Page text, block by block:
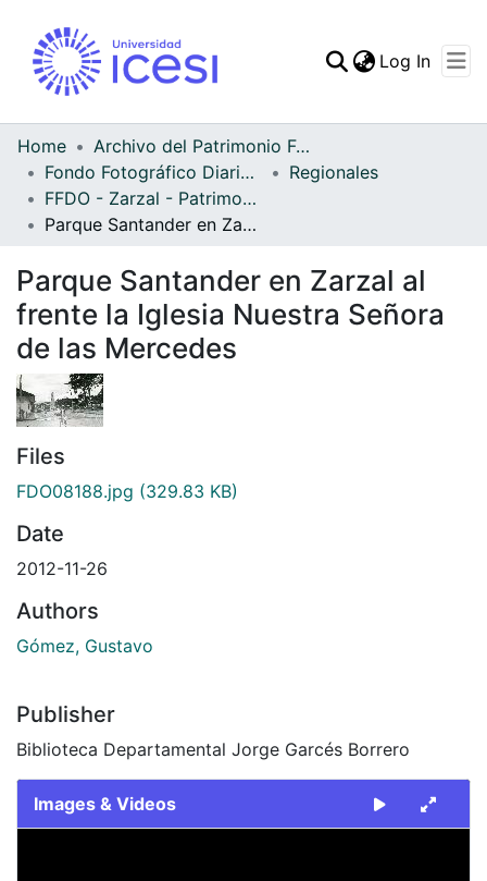
Statistics
Log In
Home
Archivo del Patrimonio Fotográfico y Fílmico del Valle del Cauca
Fondo Fotográfico Diario Occidente
Regionales
FFDO - Zarzal - Patrimonial
Parque Santander en Zarzal al frente la Iglesia Nuestra Señora de las Mercedes
Parque Santander en Zarzal al
frente la Iglesia Nuestra Señora
de las Mercedes
Files
FDO08188.jpg (329.83 KB)
Date
2012-11-26
Authors
Gómez, Gustavo
Publisher
Biblioteca Departamental Jorge Garcés Borrero
Images & Videos